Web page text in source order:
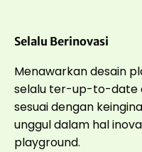
Selalu Berinovasi
Menawarkan desain
selalu ter-up-to-date
sesuai dengan
unggul dalam hal
playground.